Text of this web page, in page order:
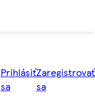
Prihlásiť
sa
Zaregistrovať
sa